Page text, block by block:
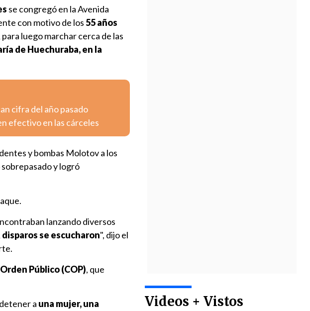
Videos + Vistos
se congregó en la Avenida
con motivo de los 55 años
luego marchar cerca de las
de Huechuraba, en la
cifra del año pasado
efectivo en las cárceles
y bombas Molotov a los
y logró
lanzando diversos
disparos se escucharon", dijo el
Público (COP), que
a una mujer, una